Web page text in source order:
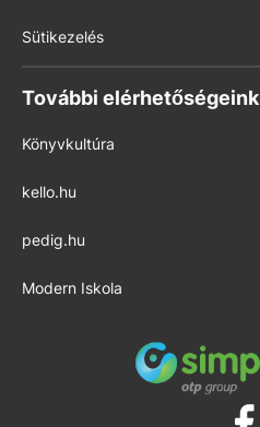
Sütikezelés
További elérhetőségeink
Könyvkultúra
kello.hu
pedig.hu
Modern Iskola